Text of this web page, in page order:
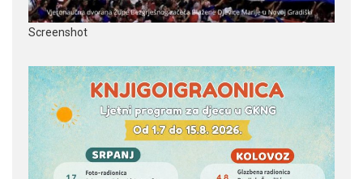
Screenshot